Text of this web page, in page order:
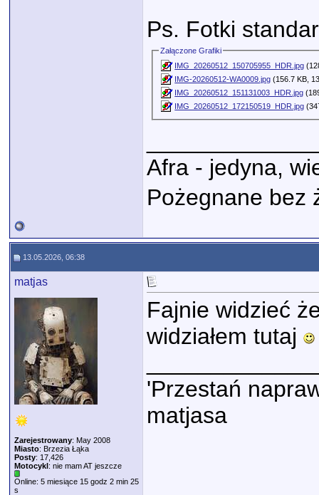
Ps. Fotki
Załączone Grafiki
IMG_20260512_150705955_HDR.jpg
IMG-20260512-WA0009.jpg (156.7 KB,
IMG_20260512_151131003_HDR.jpg
IMG_20260512_172150519_HDR.jpg
Afra - jedyna,
Pożegnane bez
13.05.2026, 06:38
matjas
Zarejestrowany: May 2008
Miasto: Brzezia Łąka
Posty: 17,426
Motocykl: nie mam AT jeszcze
Online: 5 miesiące 15 godz 2 min 25
s
Fajnie widzieć
widziałem tutaj
'Przestań
matjasa